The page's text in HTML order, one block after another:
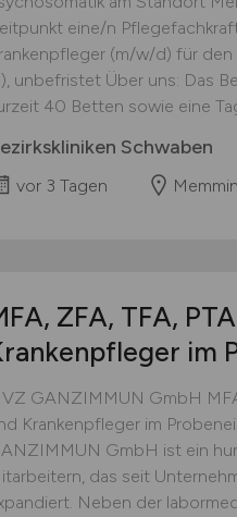
eine/n
(m/w/d) für
unbefristet Über uns: Das
40 Betten sowie eine
Schwaben
vor 3 Tagen
ZFA, TFA,
im
GANZIMMUN GmbH
Krankenpfleger im
GmbH ist ein
das seit
Neben der